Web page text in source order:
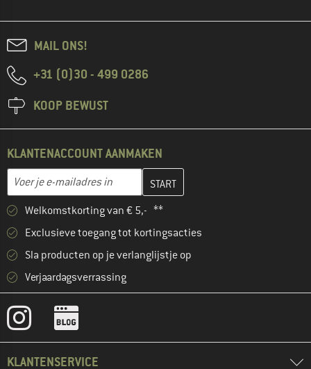
MAIL ONS!
+31 (0)30 - 499 0286
KOOP BEWUST
KLANTENACCOUNT AANMAKEN
E-mailadres
Vul je e-mailadres hier in en maak in de volgende stap je
Welkomstkorting van € 5,- **
Exclusieve toegang tot kortingsacties
Sla producten op je verlanglijstje op
Verjaardagsverrassing
KLANTENSERVICE